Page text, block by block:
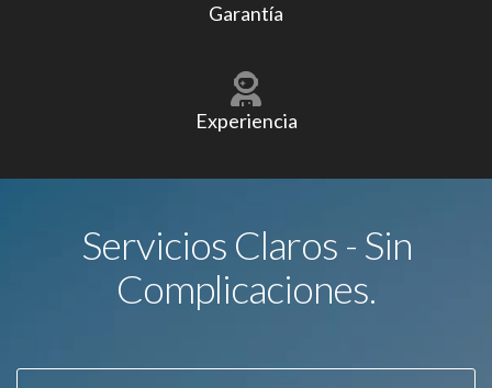
Garantía
Experiencia
Servicios Claros - Sin
Complicaciones.